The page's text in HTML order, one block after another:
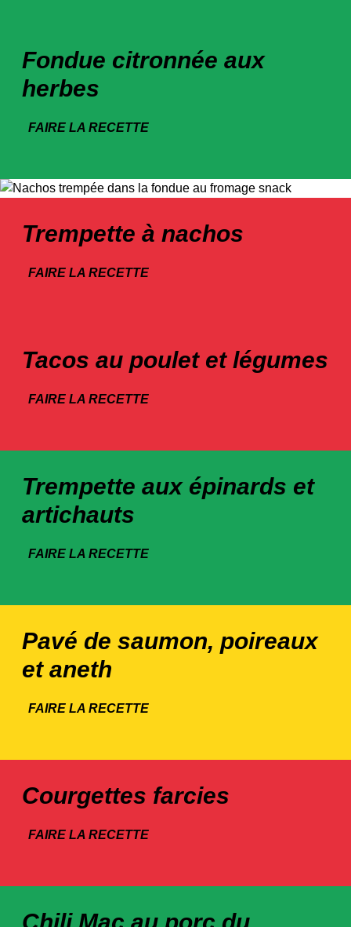
Fondue citronnée aux
herbes
FAIRE LA RECETTE
Trempette à nachos
FAIRE LA RECETTE
Tacos au poulet et légumes
FAIRE LA RECETTE
Trempette aux épinards et
artichauts
FAIRE LA RECETTE
Pavé de saumon, poireaux
et aneth
FAIRE LA RECETTE
Courgettes farcies
FAIRE LA RECETTE